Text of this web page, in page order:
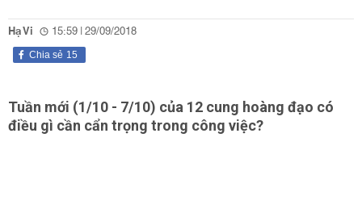
Hạ Vi 15:59 | 29/09/2018
15
Chia sẻ
Tuần mới (1/10 - 7/10) của 12 cung hoàng đạo có
điều gì cần cẩn trọng trong công việc?